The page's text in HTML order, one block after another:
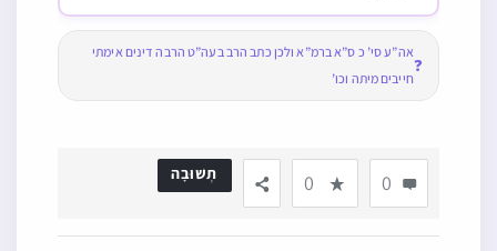
❓
אה”ע סי’ כ ס”א ברמ”א ולכן כתב הרב בעה”ט הרבה דינים אימתי
חייבים מיתה וכו’
0
0 תְשׁוּבָה